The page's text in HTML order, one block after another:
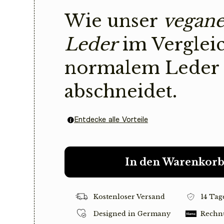
Wie unser
Lederim
normalem Leder
abschneidet.
Entdecke alle Vorteile
In den Warenkorb
Kostenloser Versand
14
Designed in Germany